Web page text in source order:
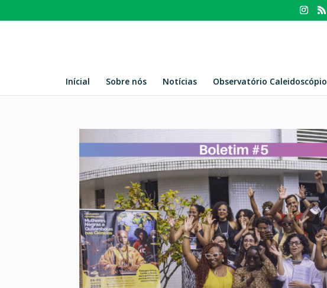
Inícial Sobre nós Notícias Observatório Caleidoscópio